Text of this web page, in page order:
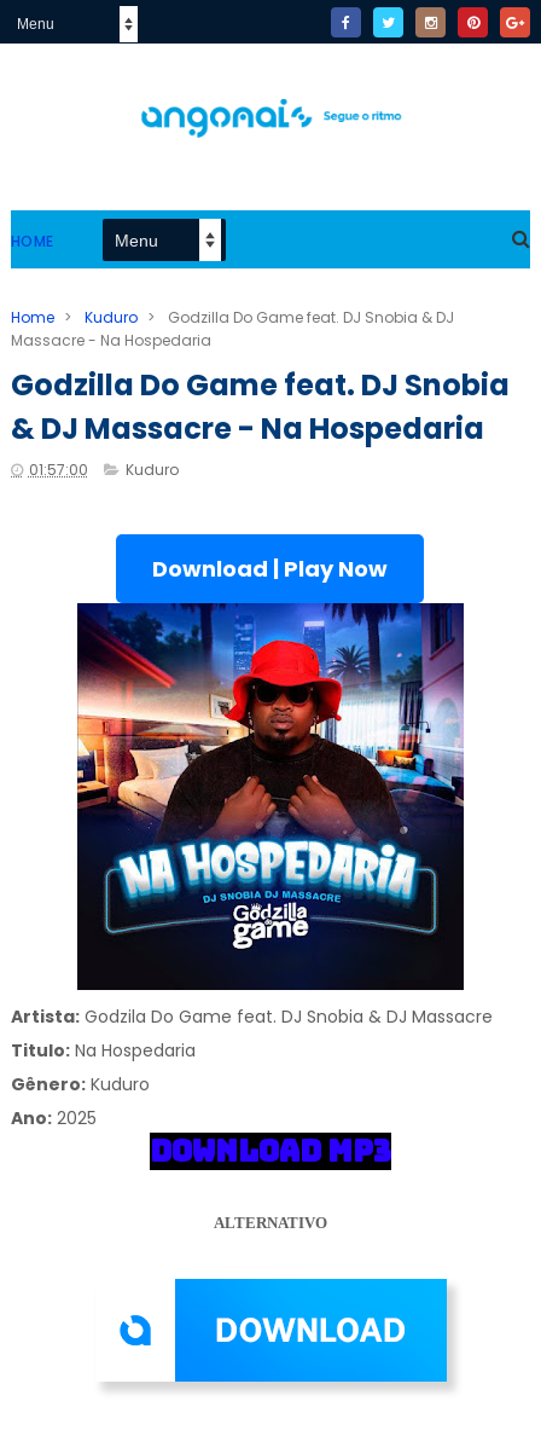
HOME
Home > Kuduro >
Godzilla Do Game feat. DJ Snobia & DJ
Massacre - Na Hospedaria
Godzilla Do Game feat. DJ Snobia
& DJ Massacre - Na Hospedaria
01:57:00 Kuduro
Download | Play Now
Artista:Godzila Do Game feat. DJ Snobia & DJ Massacre
Titulo:Na Hospedaria
Gênero: Kuduro
Ano:2025
DOWNLOAD MP3
ALTERNATIVO